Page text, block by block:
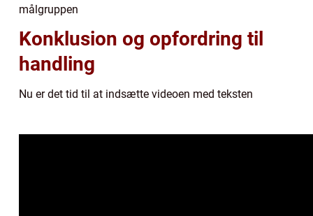
målgruppen
Konklusion og opfordring til
handling
Nu er det tid til at indsætte videoen med teksten